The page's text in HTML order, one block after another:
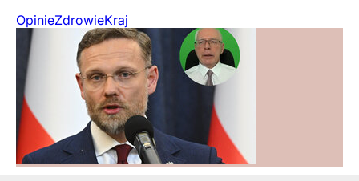
OpinieZdrowieKraj